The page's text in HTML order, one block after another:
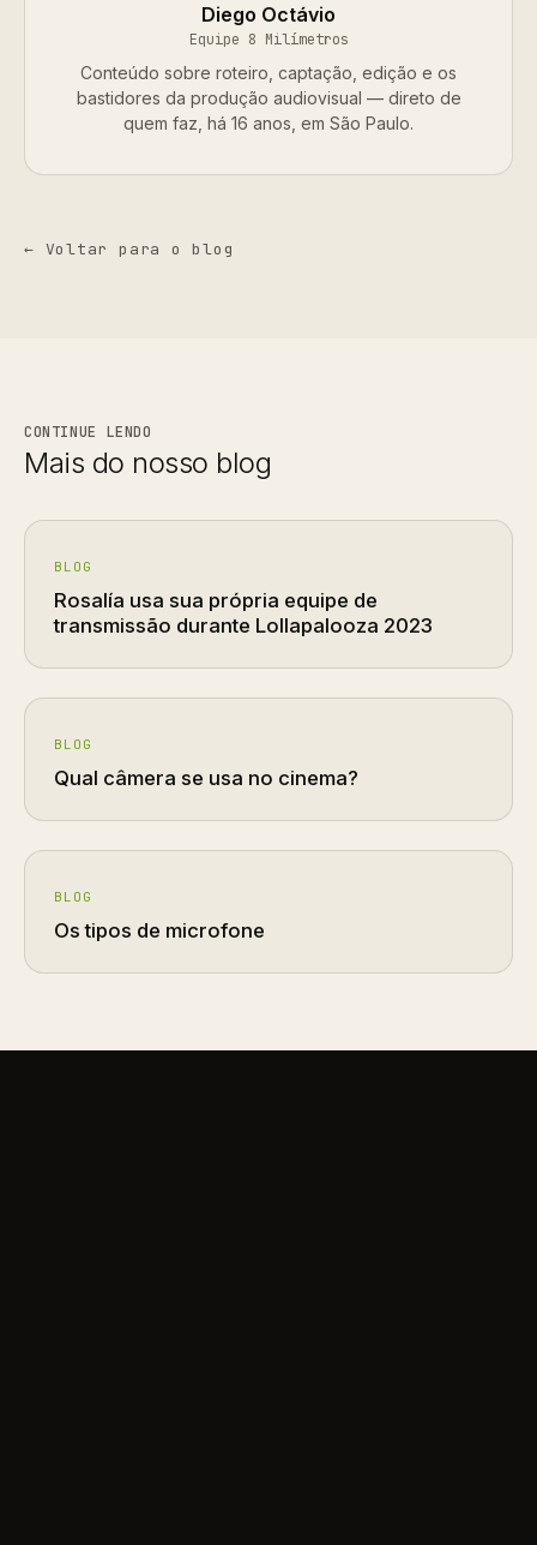
Diego Octávio
Equipe 8 Milímetros
Conteúdo sobre roteiro, captação, edição e os
bastidores da produção audiovisual — direto de
quem faz, há 16 anos, em São Paulo.
← Voltar para o blog
CONTINUE LENDO
Mais do nosso blog
BLOG
Rosalía usa sua própria equipe de
transmissão durante Lollapalooza 2023
BLOG
Qual câmera se usa no cinema?
BLOG
Os tipos de microfone